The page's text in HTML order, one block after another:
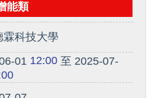
能類
霖科技大學
01 12:00至 2025-07-